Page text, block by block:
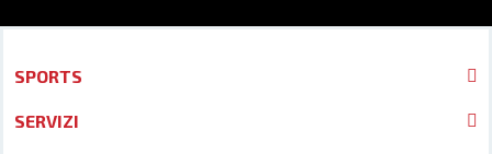
SPORTS
SERVIZI